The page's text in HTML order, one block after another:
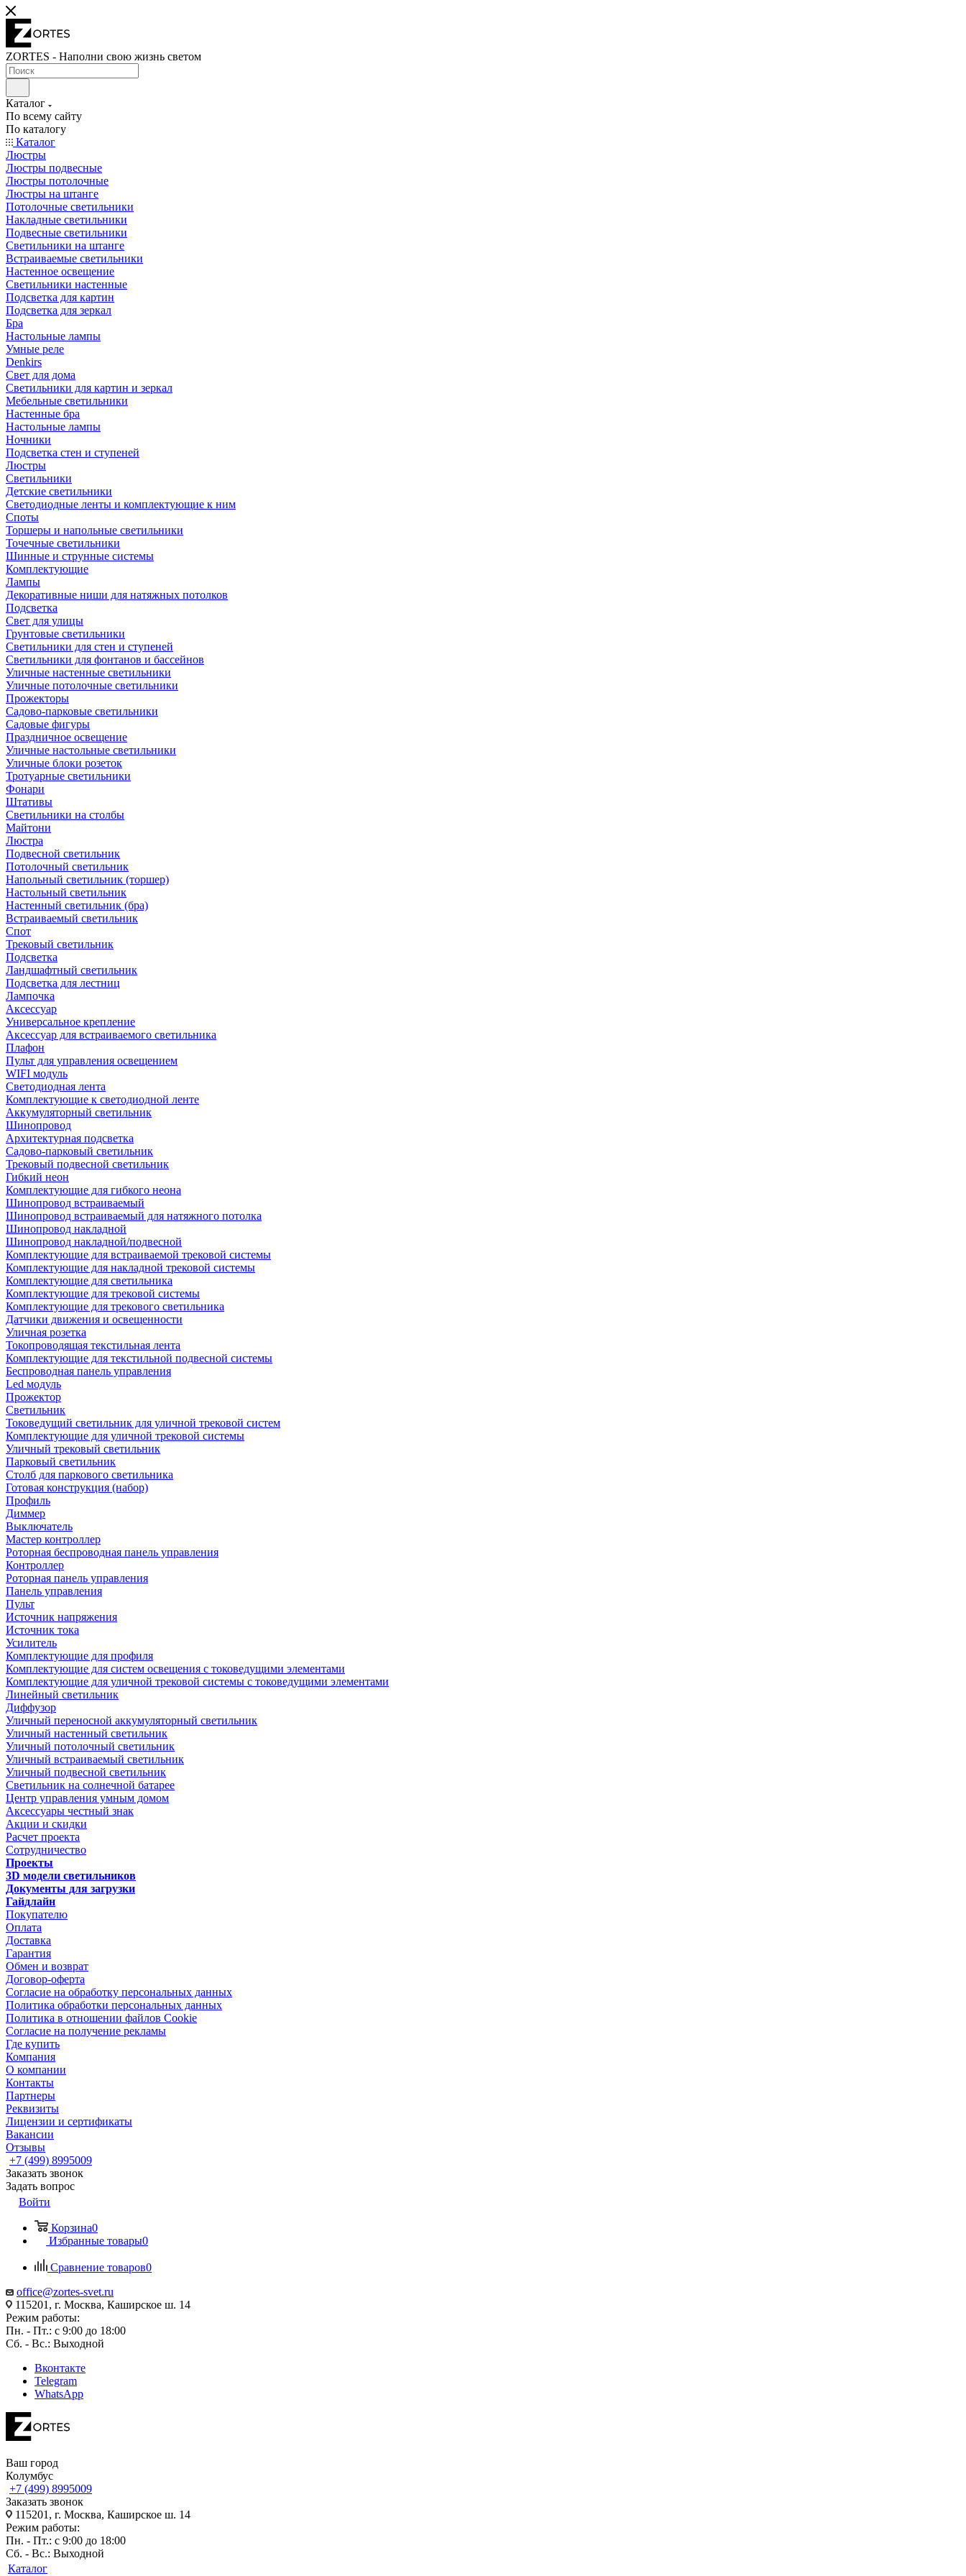
ZORTES - Наполни свою жизнь светом
Каталог
По всему сайту
По каталогу
Каталог
Люстры
Люстры подвесные
Люстры потолочные
Люстры на штанге
Потолочные светильники
Накладные светильники
Подвесные светильники
Светильники на штанге
Встраиваемые светильники
Настенное освещение
Светильники настенные
Подсветка для картин
Подсветка для зеркал
Бра
Настольные лампы
Умные реле
Denkirs
Свет для дома
Светильники для картин и зеркал
Мебельные светильники
Настенные бра
Настольные лампы
Ночники
Подсветка стен и ступеней
Люстры
Светильники
Детские светильники
Светодиодные ленты и комплектующие к ним
Споты
Торшеры и напольные светильники
Точечные светильники
Шинные и струнные системы
Комплектующие
Лампы
Декоративные ниши для натяжных потолков
Подсветка
Свет для улицы
Грунтовые светильники
Светильники для стен и ступеней
Светильники для фонтанов и бассейнов
Уличные настенные светильники
Уличные потолочные светильники
Прожекторы
Садово-парковые светильники
Садовые фигуры
Праздничное освещение
Уличные настольные светильники
Уличные блоки розеток
Тротуарные светильники
Фонари
Штативы
Светильники на столбы
Майтони
Люстра
Подвесной светильник
Потолочный светильник
Напольный светильник (торшер)
Настольный светильник
Настенный светильник (бра)
Встраиваемый светильник
Спот
Трековый светильник
Подсветка
Ландшафтный светильник
Подсветка для лестниц
Лампочка
Аксессуар
Универсальное крепление
Аксессуар для встраиваемого светильника
Плафон
Пульт для управления освещением
WIFI модуль
Светодиодная лента
Комплектующие к светодиодной ленте
Аккумуляторный светильник
Шинопровод
Архитектурная подсветка
Садово-парковый светильник
Трековый подвесной светильник
Гибкий неон
Комплектующие для гибкого неона
Шинопровод встраиваемый
Шинопровод встраиваемый для натяжного потолка
Шинопровод накладной
Шинопровод накладной/подвесной
Комплектующие для встраиваемой трековой системы
Комплектующие для накладной трековой системы
Комплектующие для светильника
Комплектующие для трековой системы
Комплектующие для трекового светильника
Датчики движения и освещенности
Уличная розетка
Токопроводящая текстильная лента
Комплектующие для текстильной подвесной системы
Беспроводная панель управления
Led модуль
Прожектор
Светильник
Токоведущий светильник для уличной трековой систем
Комплектующие для уличной трековой системы
Уличный трековый светильник
Парковый светильник
Столб для паркового светильника
Готовая конструкция (набор)
Профиль
Диммер
Выключатель
Мастер контроллер
Роторная беспроводная панель управления
Контроллер
Роторная панель управления
Панель управления
Пульт
Источник напряжения
Источник тока
Усилитель
Комплектующие для профиля
Комплектующие для систем освещения с токоведущими элементами
Комплектующие для уличной трековой системы с токоведущими элементами
Линейный светильник
Диффузор
Уличный переносной аккумуляторный светильник
Уличный настенный светильник
Уличный потолочный светильник
Уличный встраиваемый светильник
Уличный подвесной светильник
Светильник на солнечной батарее
Центр управления умным домом
Аксессуары честный знак
Акции и скидки
Расчет проекта
Сотрудничество
Проекты
3D модели светильников
Документы для загрузки
Гайдлайн
Покупателю
Оплата
Доставка
Гарантия
Обмен и возврат
Договор-оферта
Согласие на обработку персональных данных
Политика обработки персональных данных
Политика в отношении файлов Cookie
Согласие на получение рекламы
Где купить
Компания
О компании
Контакты
Партнеры
Реквизиты
Лицензии и сертификаты
Вакансии
Отзывы
+7 (499) 8995009
Заказать звонок
Задать вопрос
Войти
Корзина0
Избранные товары0
Сравнение товаров0
office@zortes-svet.ru
115201, г. Москва, Каширское ш. 14
Режим работы:
Пн. - Пт.: с 9:00 до 18:00
Сб. - Вс.: Выходной
Вконтакте
Telegram
WhatsApp
Ваш город
Колумбус
+7 (499) 8995009
Заказать звонок
115201, г. Москва, Каширское ш. 14
Режим работы:
Пн. - Пт.: с 9:00 до 18:00
Сб. - Вс.: Выходной
Каталог